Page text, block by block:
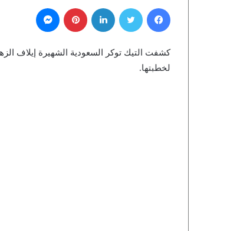
كشفت التيك توكر السعودية الشهيرة إيلاف
لخطبتها.